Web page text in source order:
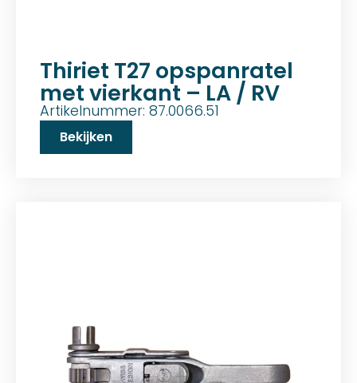
Thiriet T27 opspanratel
met vierkant – LA / RV
Artikelnummer: 87.0066.51
Bekijken